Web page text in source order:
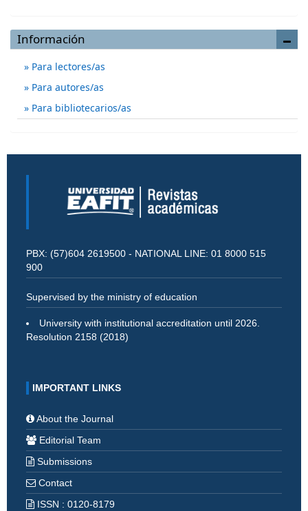
Información
Para lectores/as
Para autores/as
Para bibliotecarios/as
PBX: (57)604 2619500 - NATIONAL LINE: 01 8000 515
900
Supervised by the ministry of education
University with institutional accreditation until 2026.
Resolution 2158 (2018)
IMPORTANT LINKS
About the Journal
Editorial Team
Submissions
Contact
ISSN : 0120-8179